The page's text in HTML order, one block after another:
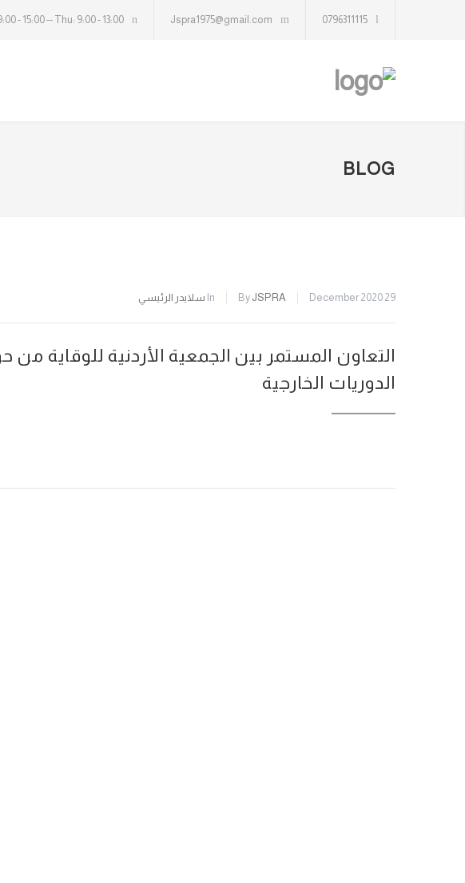
0796311115
Jspra1975@gmail.com
- 15:00 -- Thu: 9:00 - 13:00
BLOG
29 December 2020
By JSPRA
In سلايدر الرئيسي
التعاون المستمر بين الجمعية الأردنية للوقاية من
الدوريات الخارجية